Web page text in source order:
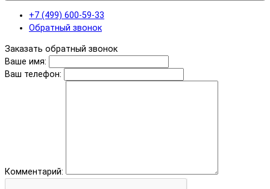
+7 (499) 600-59-33
Обратный звонок
Заказать обратный звонок
Ваше имя:
Ваш телефон:
Комментарий: